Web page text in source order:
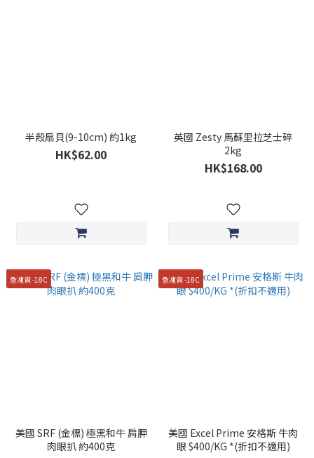
半殼扇貝(9-10cm) 約1kg
HK$62.00
英國 Zesty 馬蘇里拉芝士碎
2kg
HK$168.00
急凍貨 -18C
美國 SRF (金標) 極黑和牛 肩胛
肉眼扒 約400克
急凍貨 -18C
美國 Excel Prime 安格斯 牛肉
眼 $400/KG *(折扣不適用)